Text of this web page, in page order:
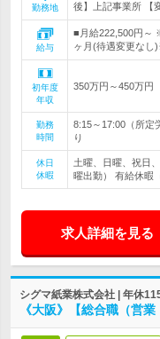
勤務地
後】上記事業所 【
給与
■月給222,500円～
ヶ月(待遇変更なし
初年度
年収
350万円～450万円
勤務
時間
8:15～17:00（所定
り
休日
休暇
土曜、日曜、祝日
曜出勤） 有給休暇
求人詳細を見る
シグマ紙業株式会社 | 年休
《大阪》【総合職（営